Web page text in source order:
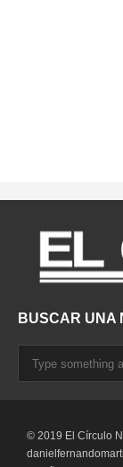
BUSCAR UNA
© 2019 El Círculo